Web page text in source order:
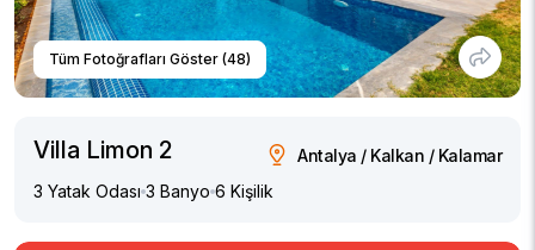
Tüm Fotoğrafları Göster (48)
Villa Limon 2
Antalya / Kalkan / Kalamar
3 Yatak Odası 3 Banyo 6 Kişilik